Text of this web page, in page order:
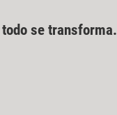
se transforma.